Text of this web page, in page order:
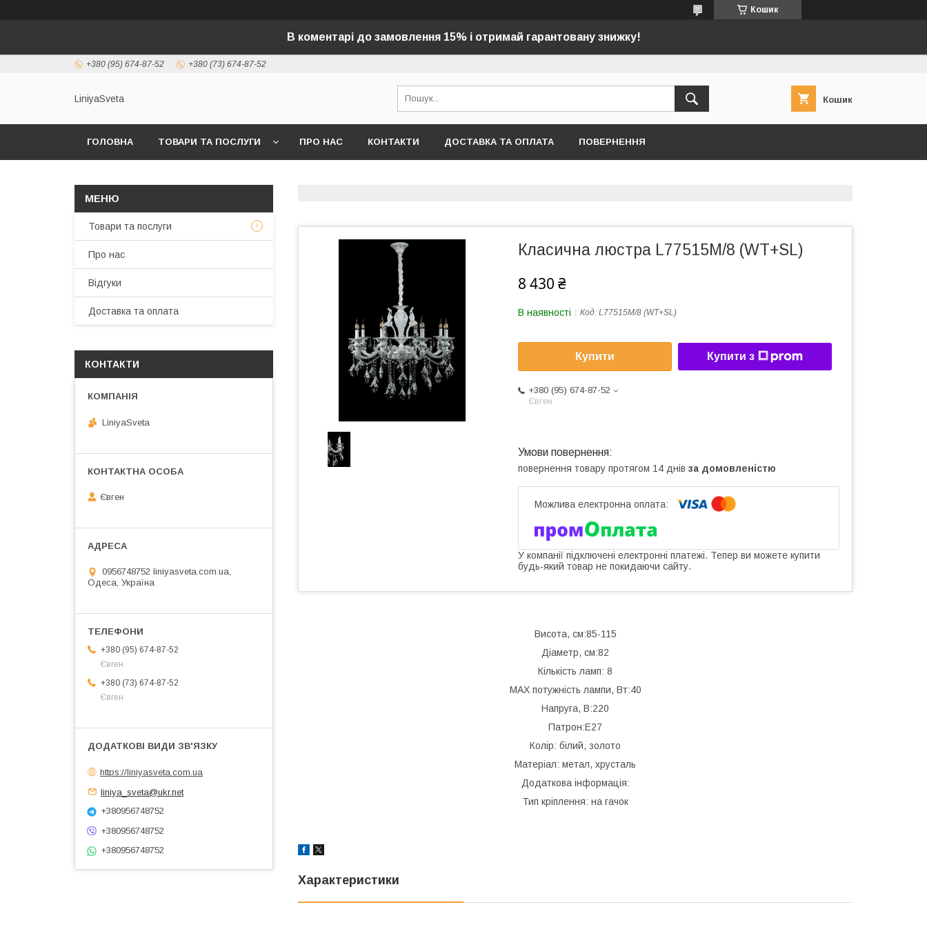
Кошик
В коментарі до замовлення 15% і отримай гарантовану знижку!
+380 (95) 674-87-52 +380 (73) 674-87-52
LiniyaSveta Кошик
ГОЛОВНА ТОВАРИ ТА ПОСЛУГИ ПРО НАС КОНТАКТИ ДОСТАВКА ТА ОПЛАТА ПОВЕРНЕННЯ
Класична люстра L77515M/8 (WT+SL)
8 430 ₴
В наявності Код: L77515M/8 (WT+SL)
Купити Купити з
+380 (95) 674-87-52
Євген
повернення товару протягом 14 днів за домовленістю
У компанії підключені електронні платежі. Тепер ви можете купити
будь-який товар не покидаючи сайту.
Висота, см:85-115
Діаметр, см:82
Кількість ламп: 8
MAX потужність лампи, Вт:40
Напруга, В:220
Патрон:E27
Колір: білий, золото
Матеріал: метал, хрусталь
Додаткова інформація:
Тип кріплення: на гачок
Характеристики
Товари та послуги
Про нас
Відгуки
Доставка та оплата
КОНТАКТИ
LiniyaSveta
Євген
0956748752 liniyasveta.com.ua,
Одеса, Україна
+380 (95) 674-87-52
Євген
+380 (73) 674-87-52
Євген
https://liniyasveta.com.ua
liniya_sveta@ukr.net
+380956748752
+380956748752
+380956748752